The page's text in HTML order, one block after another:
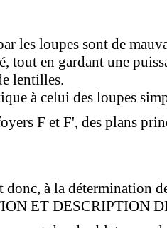
les loupes sont de
tout en gardant une
lentilles.
à celui des loupes
F et F', des plans
à la détermination
ET DESCRIPTION